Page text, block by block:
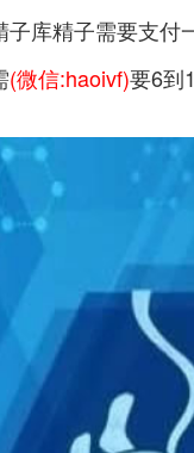
库精子需要支
(微信:haoivf)要6到